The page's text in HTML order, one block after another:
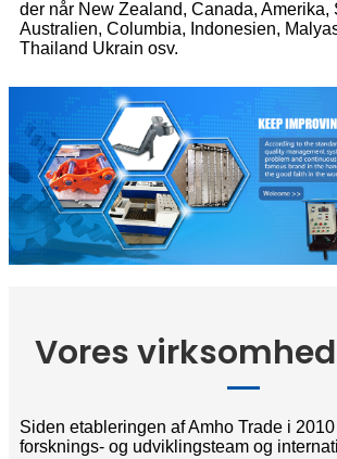
der når New Zealand, Canada, Amerika,
Australien, Columbia, Indonesien,
Thailand Ukrain osv.
Vores
Siden etableringen af ​​Amho Trade i
forsknings- og udviklingsteam og